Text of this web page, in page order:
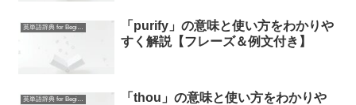
英単語辞典 for Beginners
「purify」の意味と使い方をわかりや
すく解説【フレーズ＆例文付き】
英単語辞典 for Beginners
「thou」の意味と使い方をわかりや